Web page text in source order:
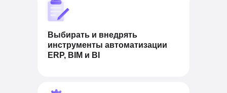
Выбирать и внедрять
инструменты автоматизации
ERP, BIM и BI